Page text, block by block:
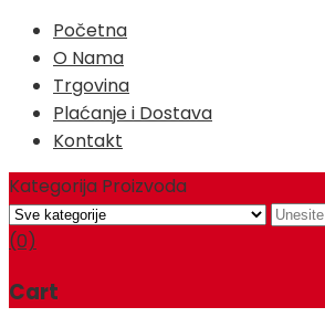
Početna
O Nama
Trgovina
Plaćanje i Dostava
Kontakt
Kategorija Proizvoda
(0)
Cart